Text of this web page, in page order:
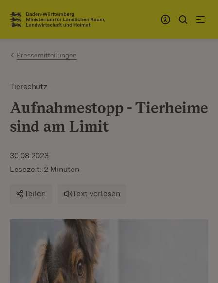
Zum Inhalt springen
Link zur Startseite
Pressemitteilungen
Tierschutz
Aufnahmestopp - Tierheime
sind am Limit
30.08.2023
Lesezeit: 2 Minuten
Teilen Text vorlesen